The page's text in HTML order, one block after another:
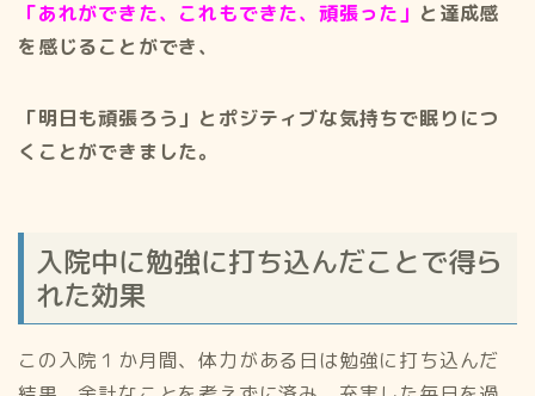
「あれができた、これもできた、頑張った」 と達成感
を感じることができ、
「明日も頑張ろう」とポジティブな気持ちで眠りにつ
くことができました。
入院中に勉強に打ち込んだことで得ら
れた効果
この入院１か月間、体力がある日は勉強に打ち込んだ